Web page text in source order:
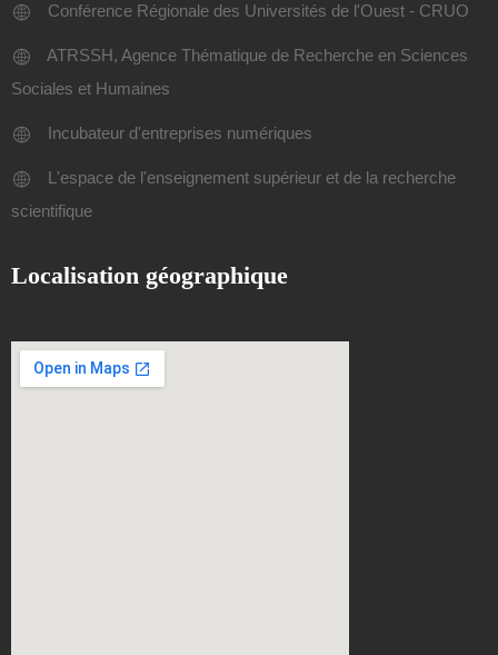
Conférence Régionale des Universités de l'Ouest - CRUO
ATRSSH, Agence Thématique de Recherche en Sciences
Sociales et Humaines
Incubateur d'entreprises numériques
L'espace de l'enseignement supérieur et de la recherche
scientifique
Localisation géographique